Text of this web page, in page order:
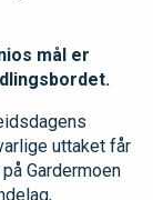
mål er
uttaket får
Gardermoen